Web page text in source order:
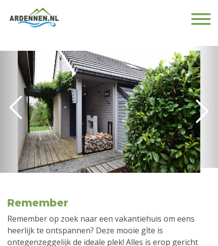
Remember
Remember op zoek naar een vakantiehuis om eens
heerlijk te ontspannen? Deze mooie gîte is
ontegenzeggelijk de ideale plek! Alles is erop gericht